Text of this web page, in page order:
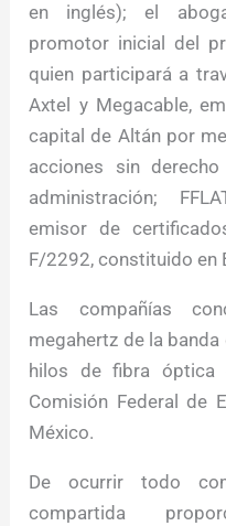
en inglés); el
promotor inicial del
quien participará a
Axtel y Megacable,
capital de Altán por
acciones sin
administración;
emisor de
F/2292, constituido en
Las compañías
megahertz de la
hilos de fibra
Comisión Federal de
México.
De ocurrir todo
compartida